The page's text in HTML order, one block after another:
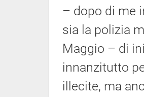
– dopo di me
sia la polizia
Maggio – di
innanzitutto
illecite, ma